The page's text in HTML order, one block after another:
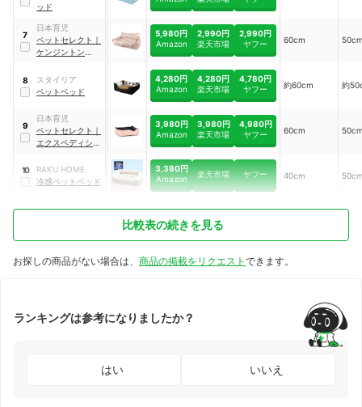
ッド
7
日本育児
ペットセレクト ｜
ケンジントン
5,980円
Amazon
2,990円
楽天市場
2,990円
ヤフー
60cm
8
スタイリア
ペットベッド
4,280円
Amazon
4,280円
楽天市場
4,780円
ヤフー
約60cm 約
9
日本育児
ペットセレクト ｜
エクスペディショ
ド
3,980円
Amazon
3,980円
楽天市場
4,980円
ヤフー
60cm
10
RAKU HOME
冷感ペットベッド
3,380円
Amazon
楽天市場 ヤフー 40cm
比較表の続きを見る
お探しの商品がない場合は、 商品の掲載をリクエスト できます。
ランキングは参考になりましたか？
はい いいえ